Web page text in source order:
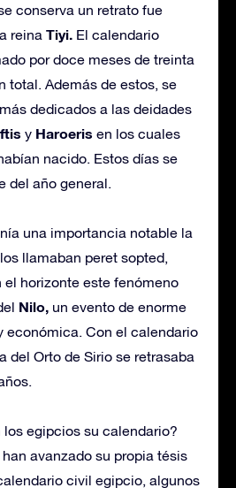
conserva un retrato fue
reina Tiyi. El calendario
por doce meses de treinta
total. Además de estos, se
dedicados a las deidades
y Haroeris en los cuales
nacido. Estos días se
del año general.
una importancia notable la
llamaban peret sopted,
horizonte este fenómeno
Nilo, un evento de enorme
económica. Con el calendario
del Orto de Sirio se retrasaba
egipcios su calendario?
avanzado su propia tésis
civil egipcio, algunos